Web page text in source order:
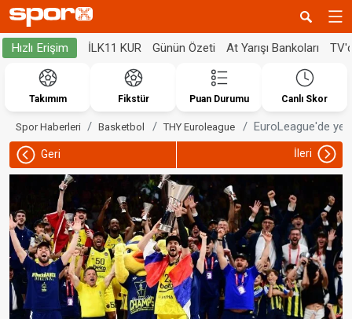
Hızlı Erişim İLK11 KUR Günün Özeti At Yarışı Bankoları
Takımım Fikstür Puan Durumu Canlı Skor
Spor Haberleri Basketbol THY Euroleague EuroLeague'de
Geri İleri